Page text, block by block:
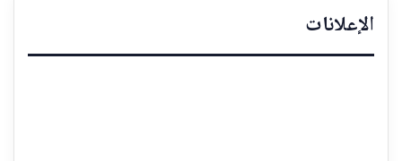
الإعلانات